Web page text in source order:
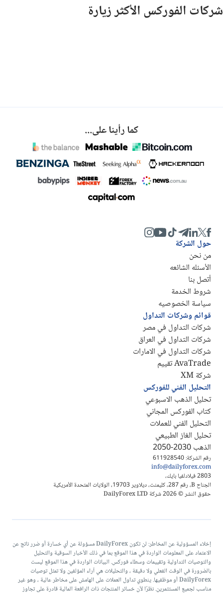
شركات الفوركس الأكثر زيارة
كما رأينا على...
رقم الشركة: 611928540
info@dailyforex.com
2803 فيلادلفيا بايك،
الجناح B، رقم 287، كليمنت، ديلاوير 19703، الولايات المتحدة الأمريكية
حقوق النشر © 2026 شركة DailyForex LTD
حول الشركة
من نحن
الأسئله الشائعه
أتصل بنا
شروط الخدمة
سياسة الخصوصيه
قوائم وشركات التداول
شركات التداول في مصر
شركات التداول في العراق
شركات التداول في الامارات
AvaTrade تقييم
شركة XM
التحليل الفني للفوركس
تحليل الذهب الاسبوعي
كتاب الفوركس المجاني
التحليل الفني للعملات
تحليل الغاز الطبيعي
الذهب 2030-2050
إخلاء المسؤولية عن المخاطر: لن تكون DailyForex مسؤولة عن أي خسارة أو ضرر ناتج عن
الاعتماد على المعلومات الواردة في هذا الموقع بما في ذلك الأخبار السوقية والتحليل
والتوصيات التداولية وتقييمات وسطاء فوركس. البيانات الواردة في هذا الموقع ليست
بالضرورة في الوقت الفعلي ولا دقيقة ، والتحليلات هي آراء المؤلفين ولا تمثل توصيات
DailyForex أو موظفيها. ينطوي تداول العملات على الهامش على مخاطر عالية ، وهو غير
مناسب لجميع المستثمرين. نظرًا لأن خسائر المنتجات ذات الرافعة المالية قادرة على تجاوز